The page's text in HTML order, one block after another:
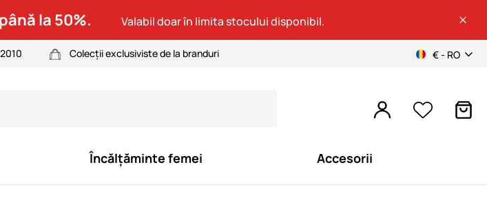
la 50%. Valabil doar în limita stocului disponibil.
Colecții exclusiviste de la branduri € - RO
Încălțăminte femei Accesorii